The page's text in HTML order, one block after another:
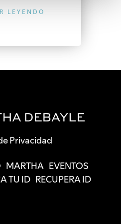
LEYENDO
Privacidad
MARTHA EVENTOS
TU ID RECUPERA ID